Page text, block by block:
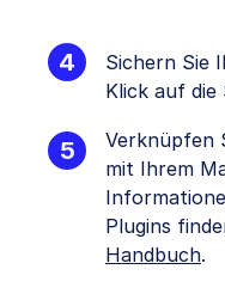
Sichern Sie
Klick auf
Verknüpfen
mit Ihrem
Plugins
Handbuch.